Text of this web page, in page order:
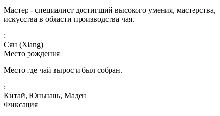
Мастер - специалист достигший высокого умения, мастерства,
искусства в области производства чая.
:
Сян (Xiang)
Место рождения
Место где чай вырос и был собран.
:
Китай, Юньнань, Маден
Фиксация